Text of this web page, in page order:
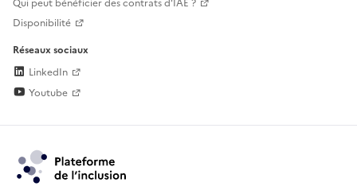
Qui peut bénéficier des contrats d'IAE ?
Disponibilité
Réseaux sociaux
LinkedIn
Youtube